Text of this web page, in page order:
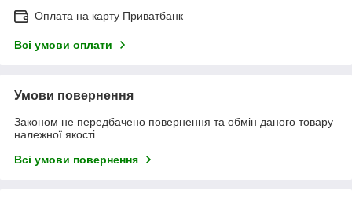
Оплата на карту Приватбанк
Всі умови оплати
Умови повернення
Законом не передбачено повернення та обмін даного товару
належної якості
Всі умови повернення